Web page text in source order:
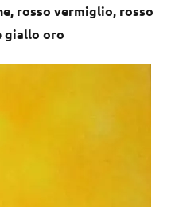
rosso vermiglio, rosso
giallo oro